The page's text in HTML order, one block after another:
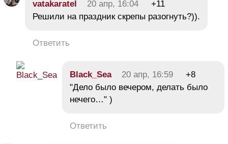
vatakaratel 20 апр, 16:04
+11
Решили на праздник скрепы разогнуть?)).
Ответить
Black_Sea 20 апр, 16:59
+8
"Дело было вечером, делать было
нечего…" )
Ответить